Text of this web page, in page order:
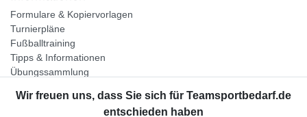
Formulare & Kopiervorlagen
Turnierpläne
Fußballtraining
Tipps & Informationen
Übungssammlung
Unternehmen